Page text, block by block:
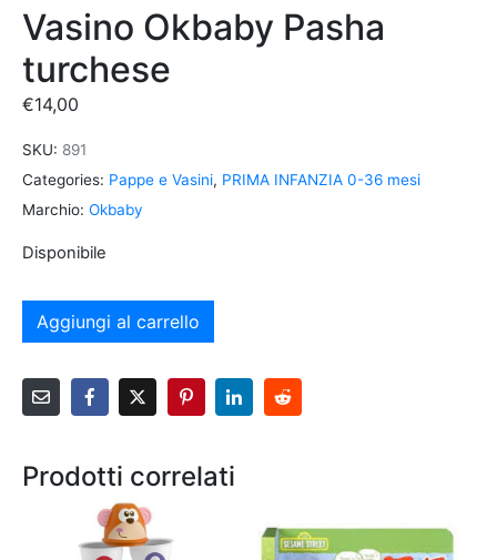
Vasino Okbaby Pasha
turchese
€14,00
SKU: 891
Categories: Pappe e Vasini, PRIMA INFANZIA 0-36 mesi
Marchio: Okbaby
Disponibile
Aggiungi al carrello
Prodotti correlati